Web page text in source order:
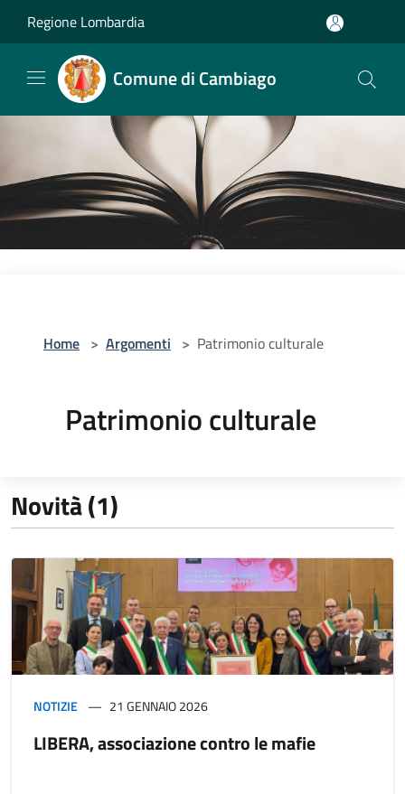
Regione Lombardia
Comune di Cambiago
Home > Argomenti > Patrimonio culturale
Patrimonio culturale
Novità (1)
NOTIZIE 21 GENNAIO 2026
LIBERA, associazione contro le mafie